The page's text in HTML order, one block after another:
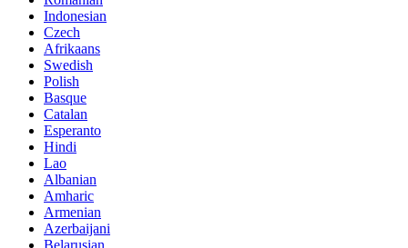
Indonesian
Czech
Afrikaans
Swedish
Polish
Basque
Catalan
Esperanto
Hindi
Lao
Albanian
Amharic
Armenian
Azerbaijani